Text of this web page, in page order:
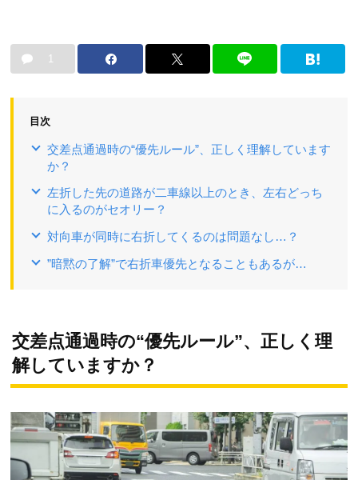
1
目次
交差点通過時の“優先ルール”、正しく理解しています
か？
左折した先の道路が二車線以上のとき、左右どっち
に入るのがセオリー？
対向車が同時に右折してくるのは問題なし…？
”暗黙の了解”で右折車優先となることもあるが…
交差点通過時の“優先ルール”、正しく理
解していますか？